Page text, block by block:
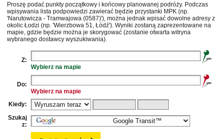
Proszę podać punkty początkowy i końcowy planowanej podróży. Podczas
wpisywania lista podpowiedzi zawierać będzie przystanki MPK (np.
'Narutowicza - Tramwajowa (0587)'), można jednak wpisać dowolne adresy z
okolic Łodzi (np. 'Wierzbowa 51, Łódź'). Wyniki zostaną zaprezentowane na
mapie, gdzie będzie można je skorygować (zostanie otwarta witryna
wybranego dostawcy wyszukiwania).
Z:
Wybierz na mapie
Do:
Wybierz na mapie
Kiedy:
Szukaj
z: